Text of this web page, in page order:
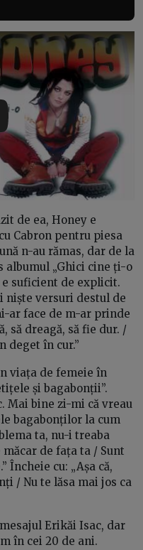
de ea, Honey e
Cabron pentru piesa
n-au rămas, dar de la
albumul „Ghici cine ți-o
suficient de explicit.
niște versuri destul de
ar face de m-ar prinde
să dreagă, să fie dur. /
deget în cur.”
viața de femeie în
și bagabonții”.
Mai bine zi-mi că vreau
bagabonților la cum
ta, nu-i treaba
măcar de fața ta / Sunt
Încheie cu: „Așa că,
/ Nu te lăsa mai jos ca
Erikăi Isac, dar
în cei 20 de ani.